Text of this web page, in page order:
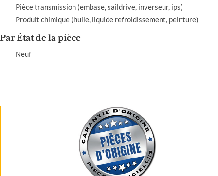
Pièce transmission (embase, saildrive, inverseur, ips)
Produit chimique (huile, liquide refroidissement, peinture)
Par État de la pièce
Neuf